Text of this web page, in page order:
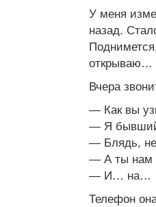
У меня
назад.
открываю…
Вчера
— Как вы
— Я бывший
— Блядь, не
— А ты нам
— И… на…
Телефон